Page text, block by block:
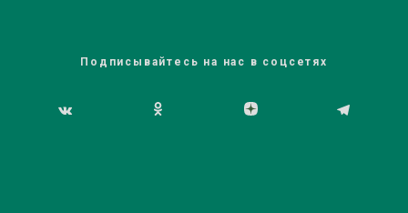
Подписывайтесь на нас в соцсетях